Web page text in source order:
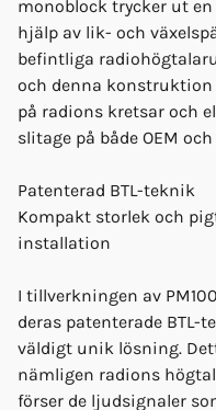
monoblock trycker ut en
hjälp av lik- och
befintliga
och denna
på radions kretsar och
slitage på både OEM
Patenterad BTL-teknik
Kompakt storlek och
installation
I tillverkningen av
deras patenterade BTL-
väldigt unik lösning.
nämligen radions
förser de ljudsignaler